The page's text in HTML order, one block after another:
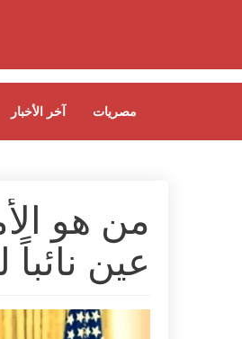
آخر الأخبار مصريات
من هو
عين نائباً